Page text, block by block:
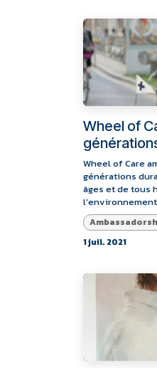
Wheel of
Wheel of Care
générations
âges et de tous
1 juil. 2021